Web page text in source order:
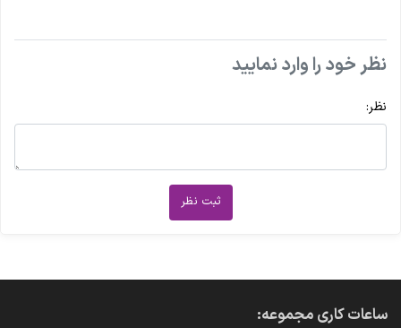
نظر خود را وارد نمایید
نظر:
ثبت نظر
ساعات کاری مجموعه: